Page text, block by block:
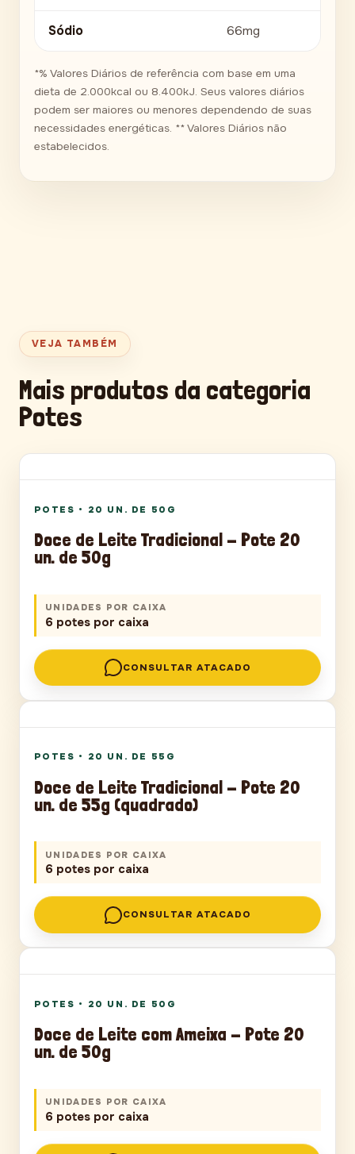
Sódio 66mg
*% Valores Diários de referência com base em uma
dieta de 2.000kcal ou 8.400kJ. Seus valores diários
podem ser maiores ou menores dependendo de suas
necessidades energéticas. ** Valores Diários não
estabelecidos.
VEJA TAMBÉM
Mais produtos da categoria
Potes
POTES • 20 UN. DE 50G
Doce de Leite Tradicional - Pote 20
un. de 50g
UNIDADES POR CAIXA
6 potes por caixa
CONSULTAR ATACADO
POTES • 20 UN. DE 55G
Doce de Leite Tradicional - Pote 20
un. de 55g (quadrado)
UNIDADES POR CAIXA
6 potes por caixa
CONSULTAR ATACADO
POTES • 20 UN. DE 50G
Doce de Leite com Ameixa - Pote 20
un. de 50g
UNIDADES POR CAIXA
6 potes por caixa